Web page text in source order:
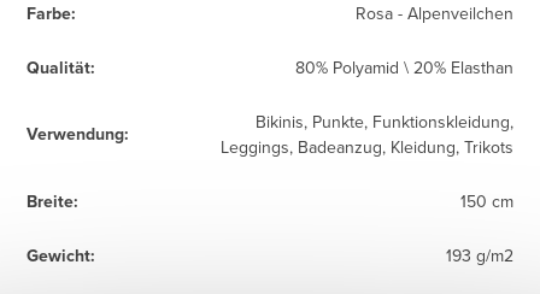
Farbe: Rosa - Alpenveilchen
Qualität: 80% Polyamid \ 20% Elasthan
Verwendung:
Bikinis, Punkte, Funktionskleidung,
Leggings, Badeanzug, Kleidung, Trikots
Breite: 150 cm
Gewicht: 193 g/m2